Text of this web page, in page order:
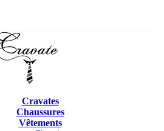
Cravates
Chaussures
Vêtements